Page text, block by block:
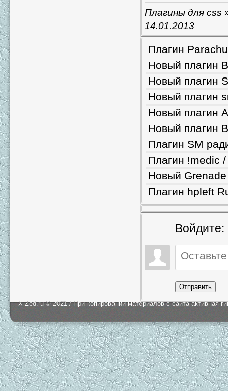
Плагины для css
14.01.2013
Плагин
Новый плагин
Новый плагин
Новый плагин
Новый плагин
Новый плагин
Плагин SM
Плагин !medic
Новый
Плагин hpleft
Войдите:
Отправить
X-Zed.ru © 2021 / При копировании материалов с сайта активная